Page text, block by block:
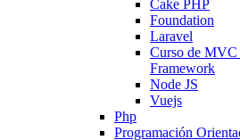
Cake PHP
Foundation
Laravel
Curso de MVC
Framework
Node JS
Vuejs
Php
Programación